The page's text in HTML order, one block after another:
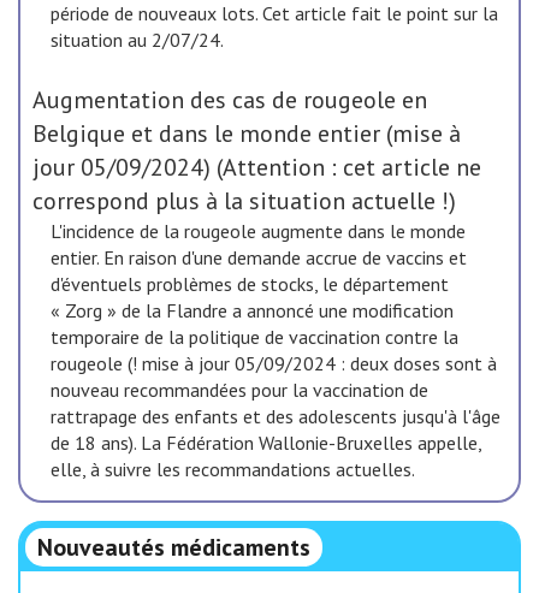
période de nouveaux lots. Cet article fait le point sur la
situation au 2/07/24.
Augmentation des cas de rougeole en
Belgique et dans le monde entier (mise à
jour 05/09/2024) (Attention : cet article ne
correspond plus à la situation actuelle !)
L'incidence de la rougeole augmente dans le monde
entier. En raison d'une demande accrue de vaccins et
d'éventuels problèmes de stocks, le département
« Zorg » de la Flandre a annoncé une modification
temporaire de la politique de vaccination contre la
rougeole (! mise à jour 05/09/2024 : deux doses sont à
nouveau recommandées pour la vaccination de
rattrapage des enfants et des adolescents jusqu'à l'âge
de 18 ans). La Fédération Wallonie-Bruxelles appelle,
elle, à suivre les recommandations actuelles.
Nouveautés médicaments